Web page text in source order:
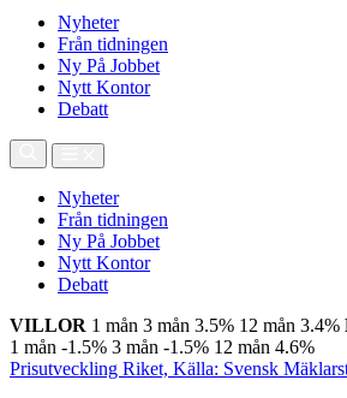
Nyheter
Från tidningen
Ny På Jobbet
Nytt Kontor
Debatt
Nyheter
Från tidningen
Ny På Jobbet
Nytt Kontor
Debatt
VILLOR 1 mån 3 mån 3.5% 12 mån 3.4%
1 mån -1.5% 3 mån -1.5% 12 mån 4.6%
Prisutveckling Riket, Källa: Svensk